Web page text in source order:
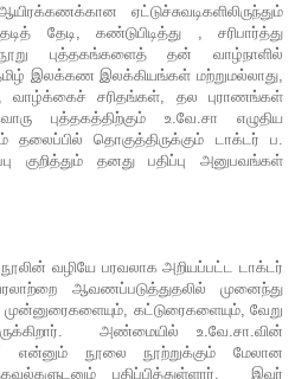
ஏட்டுச்சுவடிகளிலிருந்தும்
தேடி,
கண்டுபிடித்து
சரிபார்த்து
புத்தகங்களைத் தன் வாழ்நாளில்
இலக்கண இலக்கியங்கள் மற்றுமல்லாது
வாழ்க்கைச் சரிதங்கள்
தல புராணங்கள்
புத்தகத்திற்கும் உ.வே.சா எழுதிய
தலைப்பில் தொகுத்திருக்கும் டாக்டர் ப.
குறித்தும் தனது பதிப்பு அனுபவங்கள்
வழியே பரவலாக அறியப்பட்ட டாக்டர்
ஆவணப்படுத்துதலில் முனைந்து
கட்டுரைகளையும்,வேறு
அண்மையில் உ.வே.சா.வின்
என்னும் நூலை நூற்றுக்கும் மேலான
பதிப்பித்துள்ளார். இவர்